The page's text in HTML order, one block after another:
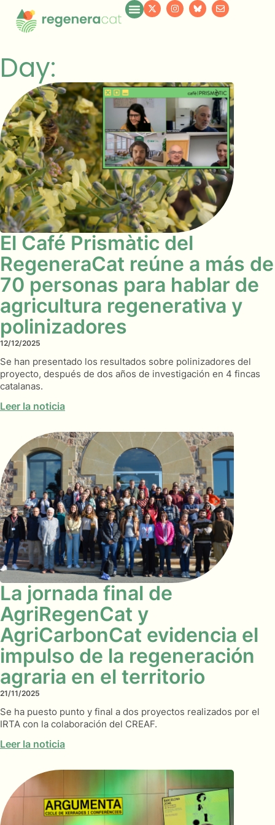
Day:
El Café Prismàtic del
RegeneraCat reúne a más de
70 personas para hablar de
agricultura regenerativa y
polinizadores
12/12/2025
Se han presentado los resultados sobre polinizadores del
proyecto, después de dos años de investigación en 4 fincas
catalanas.
Leer la noticia
La jornada final de
AgriRegenCat y
AgriCarbonCat evidencia el
impulso de la regeneración
agraria en el territorio
21/11/2025
Se ha puesto punto y final a dos proyectos realizados por el
IRTA con la colaboración del CREAF.
Leer la noticia